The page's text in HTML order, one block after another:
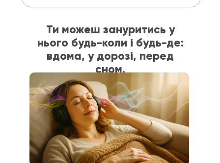
Ти можеш зануритись у
нього будь-коли і будь-де:
вдома, у дорозі, перед
сном.